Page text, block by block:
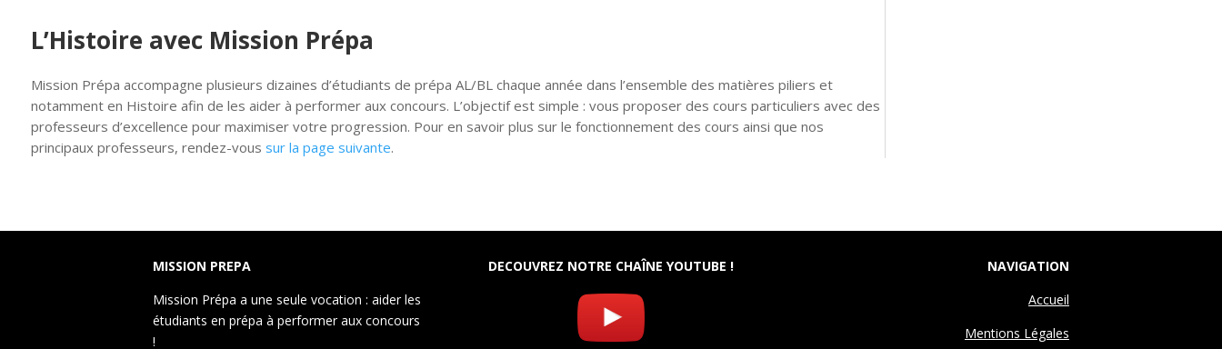
L’Histoire avec Mission Prépa
Mission Prépa accompagne plusieurs dizaines d’étudiants de prépa AL/BL chaque année dans l’ensemble des matières piliers et
notamment en Histoire afin de les aider à performer aux concours. L’objectif est simple : vous proposer des cours particuliers avec des
professeurs d’excellence pour maximiser votre progression. Pour en savoir plus sur le fonctionnement des cours ainsi que nos
principaux professeurs, rendez-vous sur la page suivante.
MISSION PREPA
Mission Prépa a une seule vocation : aider les
étudiants en prépa à performer aux concours
!
DECOUVREZ NOTRE CHAÎNE YOUTUBE !
NAVIGATION
Accueil
Mentions Légales